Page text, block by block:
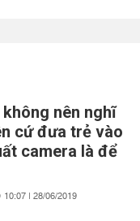
không nên nghĩ
cứ đưa trẻ vào
camera là để
10:07 | 28/06/2019